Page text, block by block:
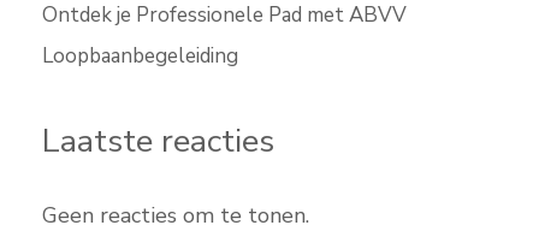
Ontdek je Professionele Pad met ABVV
Loopbaanbegeleiding
Laatste reacties
Geen reacties om te tonen.